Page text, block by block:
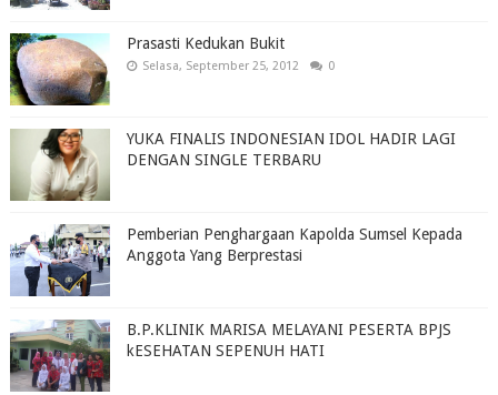
Prasasti Kedukan Bukit
Selasa, September 25, 2012 0
YUKA FINALIS INDONESIAN IDOL HADIR LAGI
DENGAN SINGLE TERBARU
Pemberian Penghargaan Kapolda Sumsel Kepada
Anggota Yang Berprestasi
B.P.KLINIK MARISA MELAYANI PESERTA BPJS
kESEHATAN SEPENUH HATI